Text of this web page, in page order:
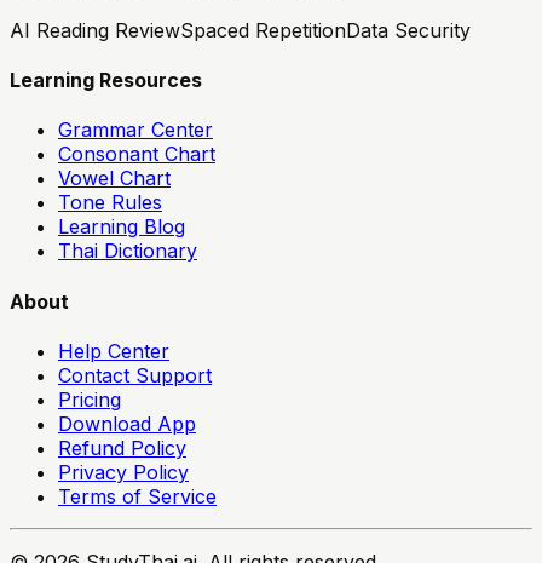
AI Reading ReviewSpaced RepetitionData Security
Learning Resources
Grammar Center
Consonant Chart
Vowel Chart
Tone Rules
Learning Blog
Thai Dictionary
About
Help Center
Contact Support
Pricing
Download App
Refund Policy
Privacy Policy
Terms of Service